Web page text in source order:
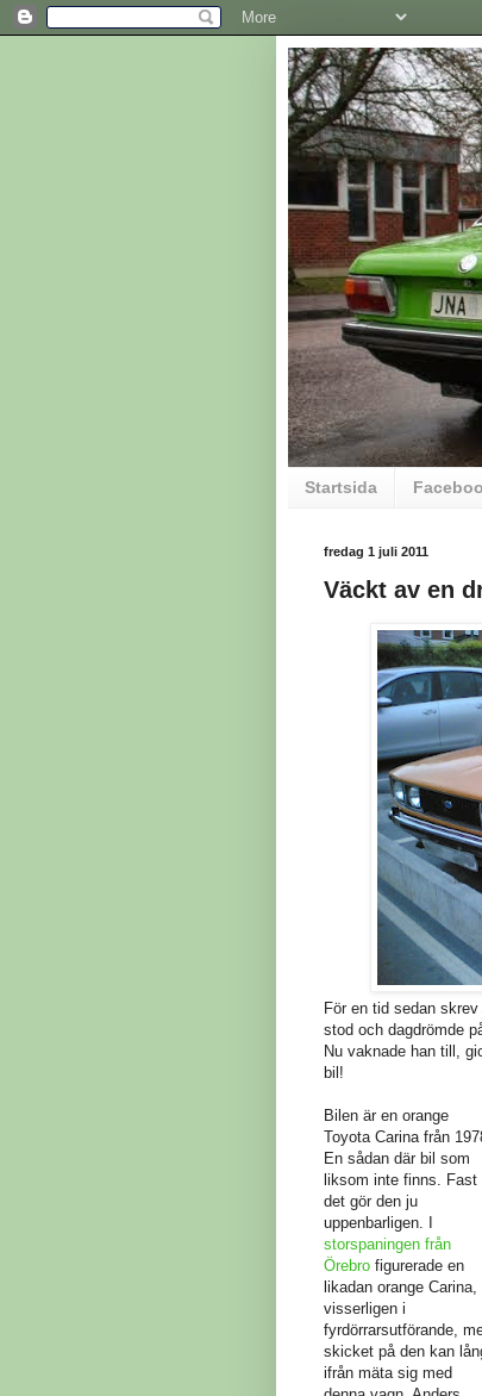
Startsida
fredag 1 juli 2011
Väckt av en
För en tid sedan
stod och dagdrömde
Nu vaknade han till,
bil!
Bilen är en orange
Toyota Carina från
En sådan där bil som
liksom inte finns. Fast
det gör den ju
uppenbarligen. I
storspaningen från
Örebro figurerade en
likadan orange Carina,
visserligen i
fyrdörrarsutförande,
skicket på den kan
ifrån mäta sig med